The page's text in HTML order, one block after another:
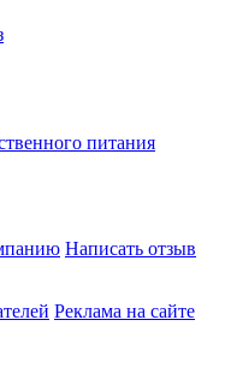
питания
Написать отзыв
Реклама на сайте